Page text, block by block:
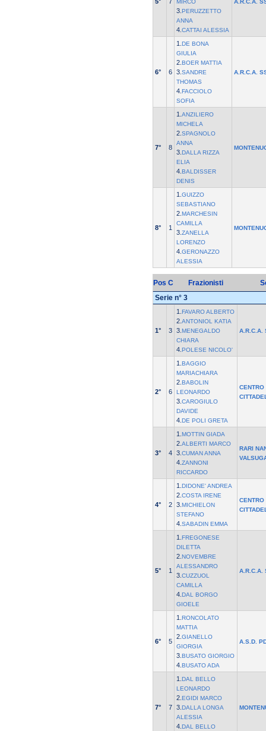
MIRCO
3. PERUZZETTO
ANNA
4. CATTAI ALESSIA
A.R.C.A.
6° 6
1. DE BONA
GIULIA
2. BOER MATTIA
3. SANDRE
THOMAS
4. FACCIOLO
SOFIA
A.R.C.A.
7° 8
1. ANZILIERO
MICHELA
2. SPAGNOLO
ANNA
3. DALLA RIZZA
ELIA
4. BALDISSER
DENIS
8° 1
1. GUIZZO
SEBASTIANO
2. MARCHESIN
CAMILLA
3. ZANELLA
LORENZO
4. GERONAZZO
ALESSIA
Pos C Frazionisti
Serie n° 3
1° 3
1. FAVARO ALBERTO
2. ANTONIOL KATIA
3. MENEGALDO
CHIARA
4. POLESE NICOLO'
A.R.C.A.
2° 6
1. BAGGIO
MARIACHIARA
2. BABOLIN
LEONARDO
3. CAROGIULO
DAVIDE
4. DE POLI GRETA
CENTRO
3° 4
1. MOTTIN GIADA
2. ALBERTI MARCO
3. CUMAN ANNA
4. ZANNONI
RICCARDO
RARI
4° 2
1. DIDONE' ANDREA
2. COSTA IRENE
3. MICHIELON
STEFANO
4. SABADIN EMMA
CENTRO
5° 1
1. FREGONESE
DILETTA
2. NOVEMBRE
ALESSANDRO
3. CUZZUOL
CAMILLA
4. DAL BORGO
GIOELE
A.R.C.A.
6° 5
1. RONCOLATO
MATTIA
2. GIANELLO
GIORGIA
3. BUSATO GIORGIO
4. BUSATO ADA
A.S.D.
7° 7
1. DAL BELLO
LEONARDO
2. EGIDI MARCO
3. DALLA LONGA
ALESSIA
4. DAL BELLO